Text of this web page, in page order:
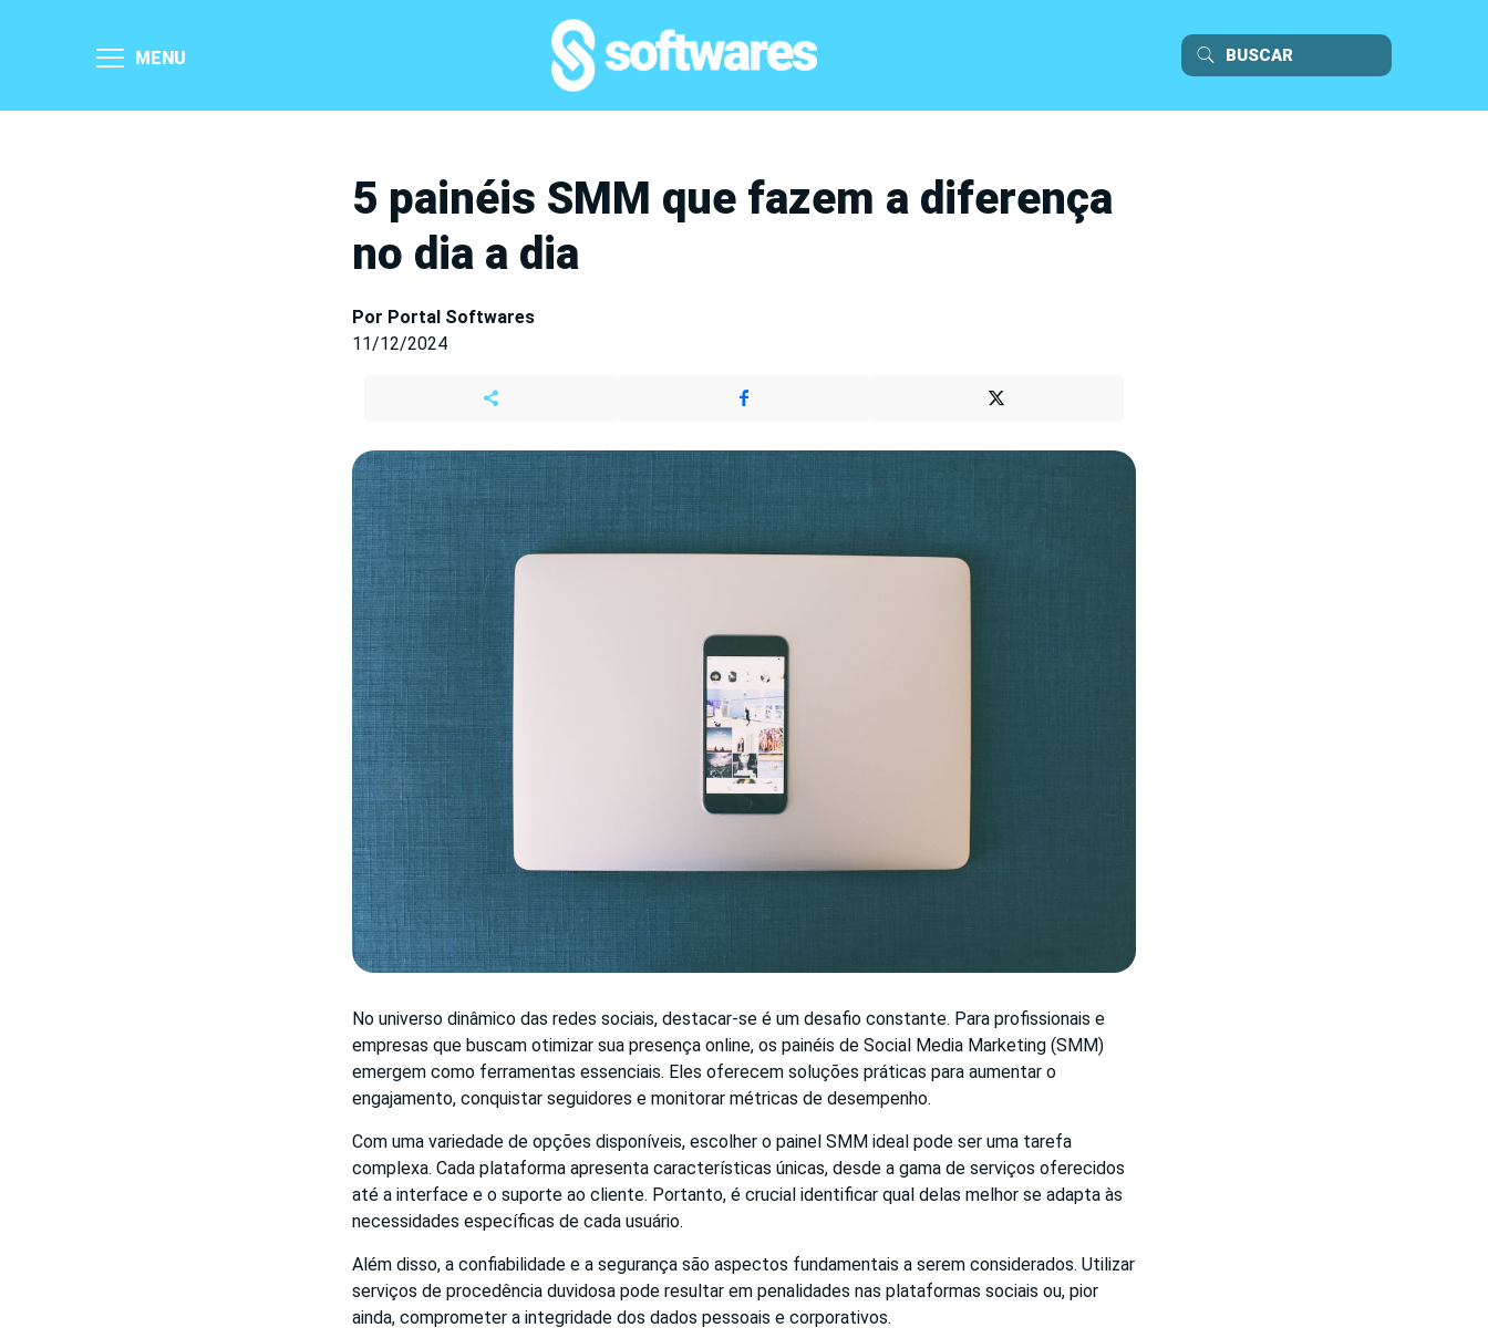
MENU
5 painéis SMM que fazem a diferença
no dia a dia
Por Portal Softwares
11/12/2024
No universo dinâmico das redes sociais, destacar-se é um desafio constante. Para profissionais e
empresas que buscam otimizar sua presença online, os painéis de Social Media Marketing (SMM)
emergem como ferramentas essenciais. Eles oferecem soluções práticas para aumentar o
engajamento, conquistar seguidores e monitorar métricas de desempenho.
Com uma variedade de opções disponíveis, escolher o painel SMM ideal pode ser uma tarefa
complexa. Cada plataforma apresenta características únicas, desde a gama de serviços oferecidos
até a interface e o suporte ao cliente. Portanto, é crucial identificar qual delas melhor se adapta às
necessidades específicas de cada usuário.
Além disso, a confiabilidade e a segurança são aspectos fundamentais a serem considerados. Utilizar
serviços de procedência duvidosa pode resultar em penalidades nas plataformas sociais ou, pior
ainda, comprometer a integridade dos dados pessoais e corporativos.